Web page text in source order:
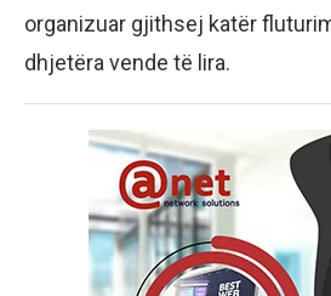
organizuar gjithsej katër
dhjetëra vende të lira.